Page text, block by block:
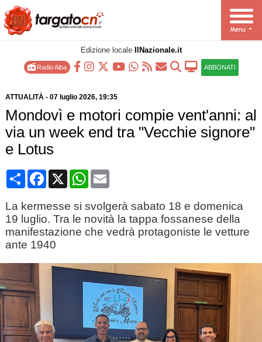
Edizione locale IlNazionale.it
Radio Alba ABBONATI
ATTUALITÀ- 07 luglio 2026, 19:35
Mondovì e motori compie vent'anni: al
via un week end tra "Vecchie signore"
e Lotus
CondividiFacebook
X WhatsApp
Email
La kermesse si svolgerà sabato 18 e domenica
19 luglio. Tra le novità la tappa fossanese della
manifestazione che vedrà protagoniste le vetture
ante 1940